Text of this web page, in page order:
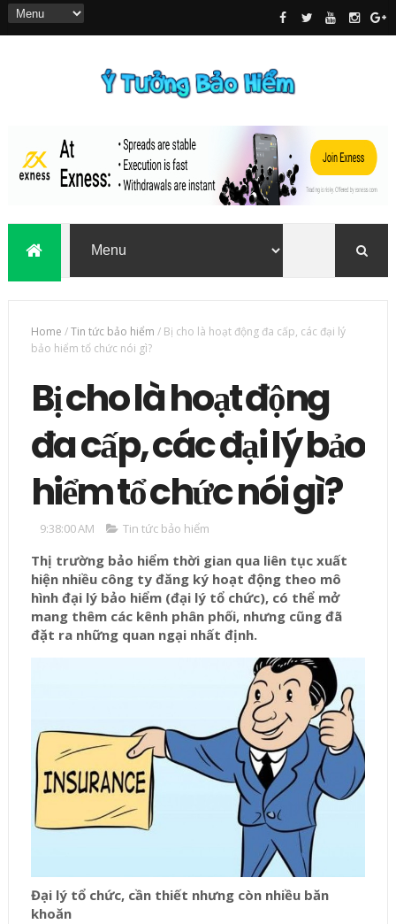
Home /Tin tức bảo hiểm / Bị cho là hoạt động đa cấp, các đại lý
bảo hiểm tổ chức nói gì?
Bị cho là hoạt động
đa cấp, các đại lý bảo
hiểm tổ chức nói gì?
9:38:00 AM Tin tức bảo hiểm
Thị trường bảo hiểm thời gian qua liên tục xuất
hiện nhiều công ty đăng ký hoạt động theo mô
hình đại lý bảo hiểm (đại lý tổ chức), có thể mở
mang thêm các kênh phân phối, nhưng cũng đã
đặt ra những quan ngại nhất định.
Đại lý tổ chức, cần thiết nhưng còn nhiều băn
khoăn